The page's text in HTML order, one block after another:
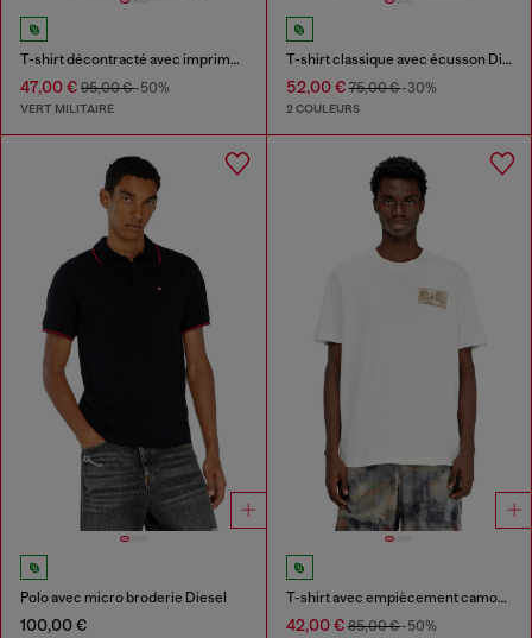
T-shirt décontracté avec imprimé camouflage au dos
47,00 € 95,00 €-50%
VERT MILITAIRE
T-shirt classique avec écusson Diesel et imprimé photo
52,00 €75,00 €-30%
2 COULEURS
Polo avec micro broderie Diesel
100,00 €
T-shirt avec empiècement camouflage
42,00 €85,00 €-50%